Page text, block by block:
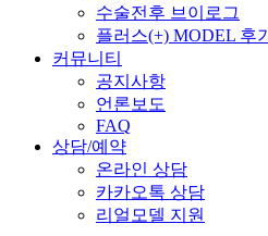
수술전후 브이로그
플러스(+) MODEL 후기
커뮤니티
공지사항
언론보도
FAQ
상담/예약
온라인 상담
카카오톡 상담
리얼모델 지원